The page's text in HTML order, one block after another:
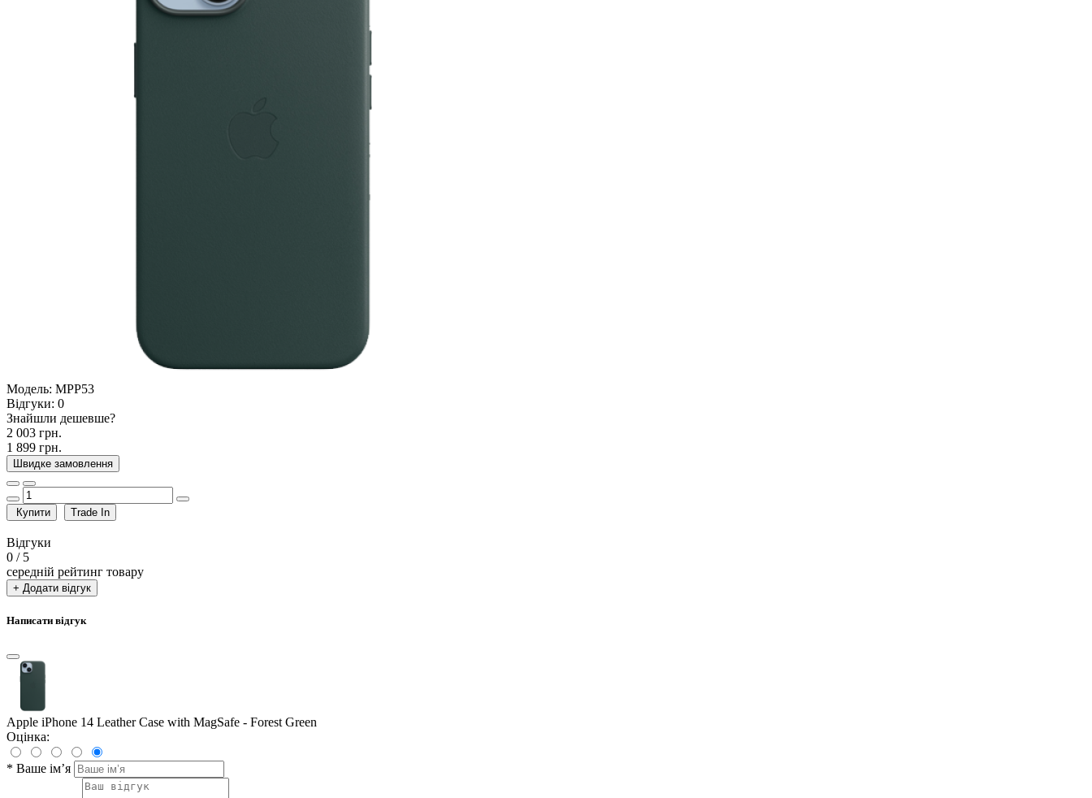
Модель: MPP53
Відгуки: 0
Знайшли дешевше?
2 003 грн.
1 899 грн.
Швидке замовлення
Купити Trade In
Відгуки
0 / 5
середній рейтинг товару
+ Додати відгук
Написати відгук
Apple iPhone 14 Leather Case with MagSafe - Forest Green
Оцінка:
* Ваше ім’я